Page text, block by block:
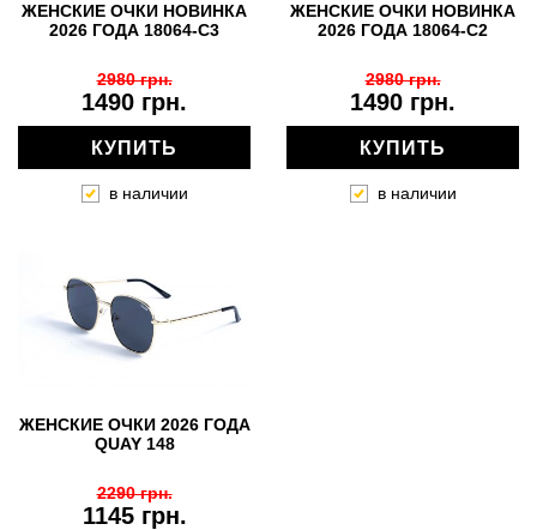
ЖЕНСКИЕ ОЧКИ НОВИНКА
2026 ГОДА 18064-C3
1490 грн.
2980 грн.
КУПИТЬ
в наличии
ЖЕНСКИЕ ОЧКИ НОВИНКА
2026 ГОДА 18064-C2
1490 грн.
2980 грн.
КУПИТЬ
в наличии
ЖЕНСКИЕ ОЧКИ 2026 ГОДА
QUAY 148
1145 грн.
2290 грн.